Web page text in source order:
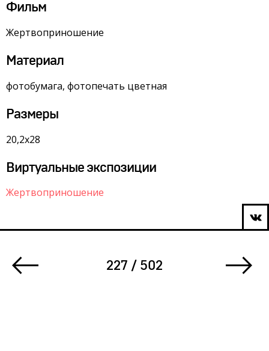
Фильм
Жертвоприношение
Материал
фотобумага, фотопечать цветная
Размеры
20,2х28
Виртуальные экспозиции
Жертвоприношение
227 / 502